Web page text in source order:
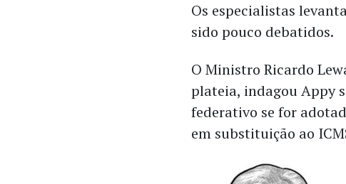
Os especialistas
sido pouco debatidos.
O Ministro Ricardo
plateia, indagou Appy
federativo se for
em substituição ao